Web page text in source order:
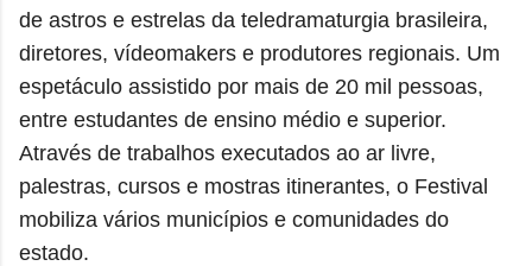
de astros e estrelas da teledramaturgia brasileira,
diretores, vídeomakers e produtores regionais. Um
espetáculo assistido por mais de 20 mil pessoas,
entre estudantes de ensino médio e superior.
Através de trabalhos executados ao ar livre,
palestras, cursos e mostras itinerantes, o Festival
mobiliza vários municípios e comunidades do
estado.